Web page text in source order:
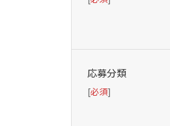
応募分類
[必須]